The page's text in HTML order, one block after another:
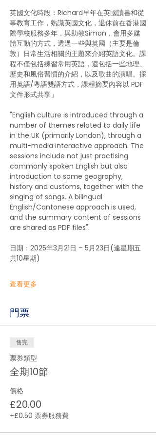
英國文化時段：Richard早年在英國讀書和從
事教育工作，熟識英國文化，退休前在香港國
際學校服務多年，與助教Simon，會用多媒
體互動的方式，透過一些與英國（主要是倫
敦）日常生活相關的主題來介紹英語文化。課
程不僅包括練習常用英語，還包括一些地理、
歷史和風俗習慣的介紹，以及歌曲的演唱。採
用英語/粵語雙語方式，課程摘要內容以 PDF
文件形式共享」
"English culture is introduced through a
number of themes related to daily life
in the UK (primarily London), through a
multi-media interactive approach. The
sessions include not just practising
commonly spoken English but also
introduction to some geography,
history and customs, together with the
singing of songs. A bilingual
English/Cantonese approach is used,
and the summary content of sessions
are shared as PDF files".
日期：2025年3月21日 – 5月23日(逢星期五
共10星期)
查看更多
門票
售完
票券類型
全期10節
價格
£20.00
+£0.50 票券服務費